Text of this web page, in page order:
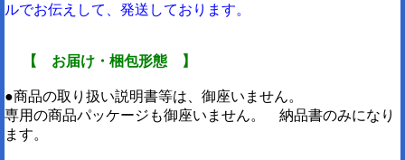
ルでお伝えして、発送しております。
【 お届け・梱包形態 】
●商品の取り扱い説明書等は、御座いません。
専用の商品パッケージも御座いません。 納品書のみになり
ます。